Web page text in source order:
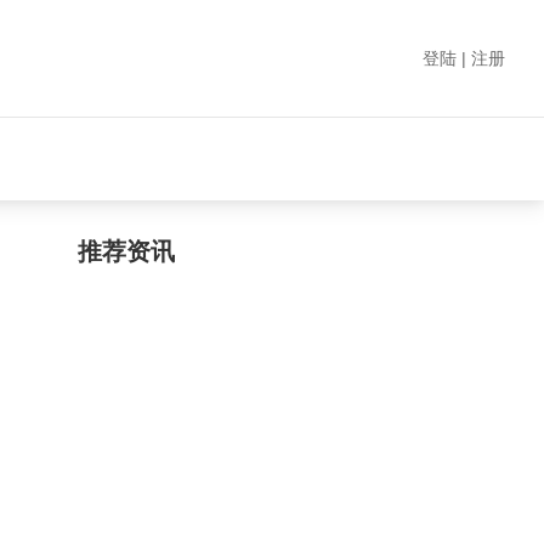
登陆 | 注册
推荐资讯